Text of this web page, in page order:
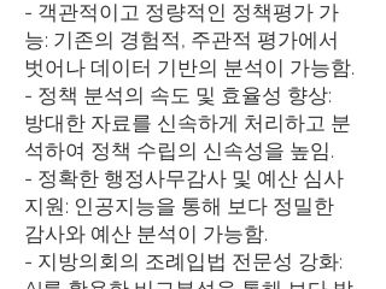
- 객관적이고 정량적인 정책평가 가
능: 기존의 경험적, 주관적 평가에서
벗어나 데이터 기반의 분석이 가능함.
- 정책 분석의 속도 및 효율성 향상:
방대한 자료를 신속하게 처리하고 분
석하여 정책 수립의 신속성을 높임.
- 정확한 행정사무감사 및 예산 심사
지원: 인공지능을 통해 보다 정밀한
감사와 예산 분석이 가능함.
- 지방의회의 조례입법 전문성 강화: